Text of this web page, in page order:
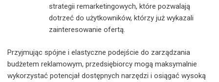
strategii remarketingowych, które pozwalają
dotrzeć do użytkowników, którzy już wykazali
zainteresowanie ofertą.
Przyjmując spójne i elastyczne podejście do zarządzania
budżetem reklamowym, przedsiębiorcy mogą maksymalnie
wykorzystać potencjał dostępnych narzędzi i osiągać wysoką